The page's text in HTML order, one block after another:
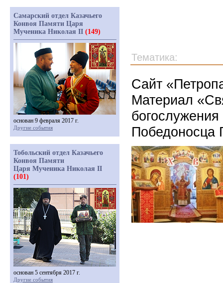
Тематика:
Сайт
Материал
Победоносца
Самарский отдел Казачьего
Конвоя Памяти Царя
Мученика Николая II (149)
основан 9 февраля 2017 г.
Другие события
Тобольский отдел Казачьего
Конвоя Памяти
Царя Мученика Николая II
(101)
основан 5 сентября 2017 г.
Другие события